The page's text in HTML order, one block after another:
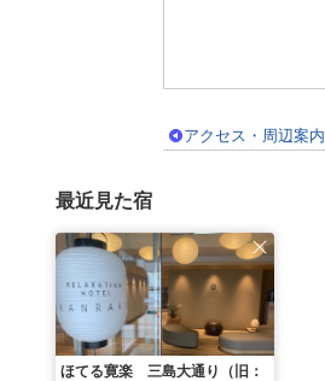
アクセス・周辺案内
最近見た宿
ほてる寛楽 三島大通り（旧：